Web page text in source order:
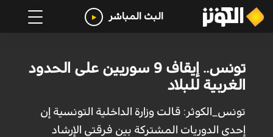
البث المباشر
تونس.. إيقاف 9 سوريين على الحدود
الغربية للبلاد
تونس_الكوثر: قالت وزارة الداخلية التونسية إن
إحدى الدوريات المشتركة بين فرقتي الإرشاد